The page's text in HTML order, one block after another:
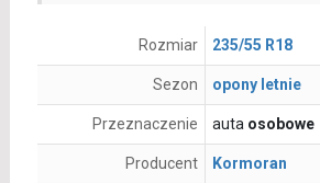
Rozmiar 235/55 R18
Sezon opony letnie
Przeznaczenie auta osobowe
Producent Kormoran